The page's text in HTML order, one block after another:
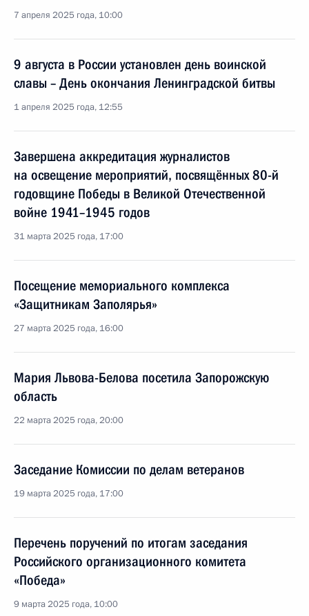
7 апреля 2025 года, 10:00
9 августа в России установлен день воинской
славы – День окончания Ленинградской битвы
1 апреля 2025 года, 12:55
Завершена аккредитация журналистов
на освещение мероприятий, посвящённых 80-й
годовщине Победы в Великой Отечественной
войне 1941–1945 годов
31 марта 2025 года, 17:00
Посещение мемориального комплекса
«Защитникам Заполярья»
27 марта 2025 года, 16:00
Мария Львова-Белова посетила Запорожскую
область
22 марта 2025 года, 20:00
Заседание Комиссии по делам ветеранов
19 марта 2025 года, 17:00
Перечень поручений по итогам заседания
Российского организационного комитета
«Победа»
9 марта 2025 года, 10:00